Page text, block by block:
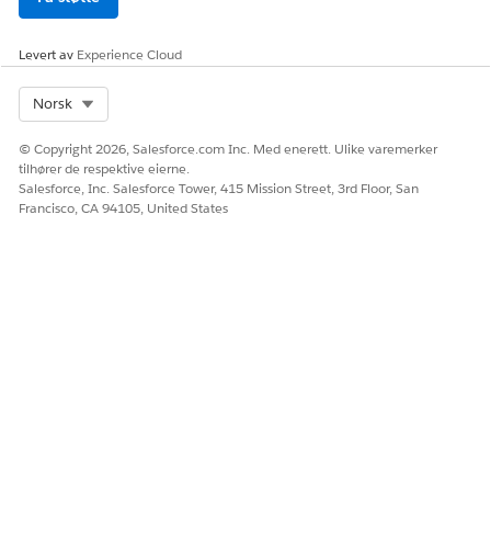
HJALP DENNE ARTIKKELEN MED Å LØSE PROBLEMET DITT?
Ja Nei
Levert av Experience Cloud
Norsk
© Copyright 2026, Salesforce.com Inc. Med enerett. Ulike varemerker
tilhører de respektive eierne.
Salesforce, Inc. Salesforce Tower, 415 Mission Street, 3rd Floor, San
Francisco, CA 94105, United States